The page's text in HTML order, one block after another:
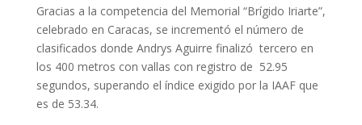
Gracias a la competencia del Memorial “Brígido Iriarte”,
celebrado en Caracas, se incrementó el número de
clasificados donde Andrys Aguirre finalizó tercero en
los 400 metros con vallas con registro de 52.95
segundos, superando el índice exigido por la IAAF que
es de 53.34.